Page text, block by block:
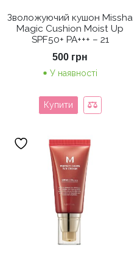
Зволожуючий кушон Missha
Magic Cushion Moist Up
SPF50+ PA+++ – 21
500 грн
У наявності
Купити